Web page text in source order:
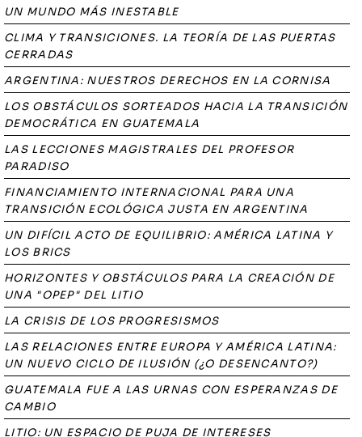
UN MUNDO MÁS INESTABLE
CLIMA Y TRANSICIONES. LA TEORÍA DE LAS PUERTAS
CERRADAS
ARGENTINA: NUESTROS DERECHOS EN LA CORNISA
LOS OBSTÁCULOS SORTEADOS HACIA LA TRANSICIÓN
DEMOCRÁTICA EN GUATEMALA
LAS LECCIONES MAGISTRALES DEL PROFESOR
PARADISO
FINANCIAMIENTO INTERNACIONAL PARA UNA
TRANSICIÓN ECOLÓGICA JUSTA EN ARGENTINA
UN DIFÍCIL ACTO DE EQUILIBRIO: AMÉRICA LATINA Y
LOS BRICS
HORIZONTES Y OBSTÁCULOS PARA LA CREACIÓN DE
UNA "OPEP" DEL LITIO
LA CRISIS DE LOS PROGRESISMOS
LAS RELACIONES ENTRE EUROPA Y AMÉRICA LATINA:
UN NUEVO CICLO DE ILUSIÓN (¿O DESENCANTO?)
GUATEMALA FUE A LAS URNAS CON ESPERANZAS DE
CAMBIO
LITIO: UN ESPACIO DE PUJA DE INTERESES